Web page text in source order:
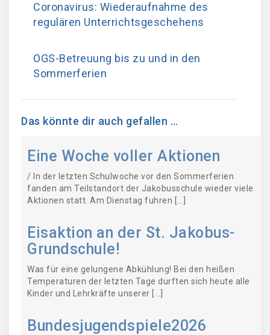
Coronavirus: Wiederaufnahme des
regulären Unterrichtsgeschehens
OGS-Betreuung bis zu und in den
Sommerferien
Das könnte dir auch gefallen …
Eine Woche voller Aktionen
/ In der letzten Schulwoche vor den Sommerferien
fanden am Teilstandort der Jakobusschule wieder viele
Aktionen statt. Am Dienstag fuhren […]
Eisaktion an der St. Jakobus-
Grundschule!
Was für eine gelungene Abkühlung! Bei den heißen
Temperaturen der letzten Tage durften sich heute alle
Kinder und Lehrkräfte unserer […]
Bundesjugendspiele2026